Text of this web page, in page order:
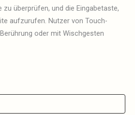
zu überprüfen, und die Eingabetaste,
aufzurufen. Nutzer von Touch-
oder mit Wischgesten